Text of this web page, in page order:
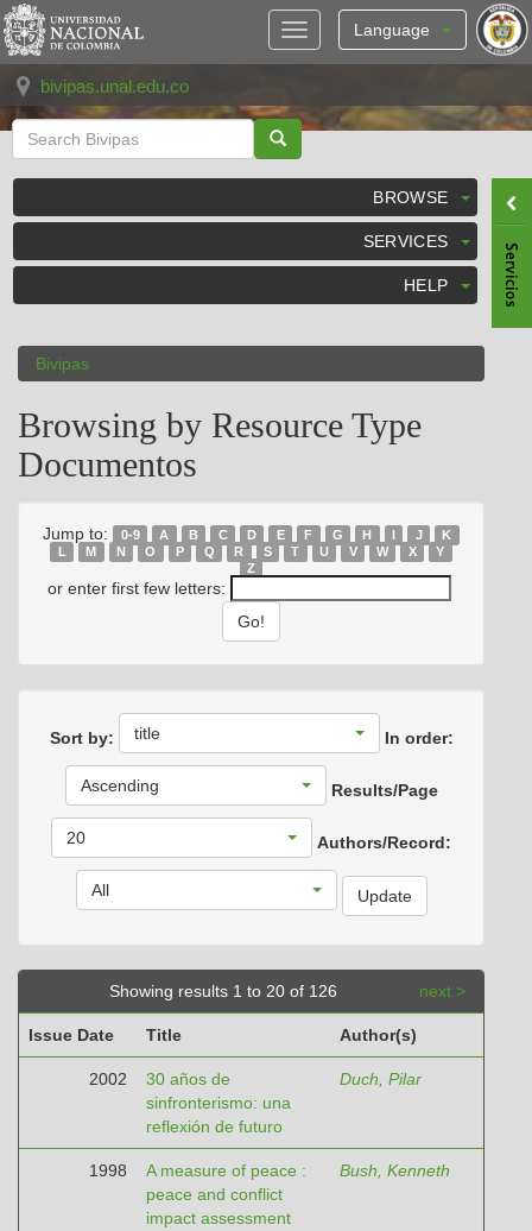
Skip
navigation
Language
bivipas.unal.edu.co
BROWSE
SERVICES
HELP
Bivipas
Browsing by Resource Type
Documentos
Jump to: 0-9 A B C D E F G H I J
K
L
M N O P Q R S T U V W X
Y
Z
or enter first few letters:
Sort by: title In order:
Ascending Results/Page
20 Authors/Record:
All
Showing results 1 to 20 of 126 next >
Issue Date Title Author(s)
2002
30 años de
sinfronterismo: una
reflexión de futuro
Duch, Pilar
1998
A measure of peace :
peace and conflict
impact assessment
Bush, Kenneth